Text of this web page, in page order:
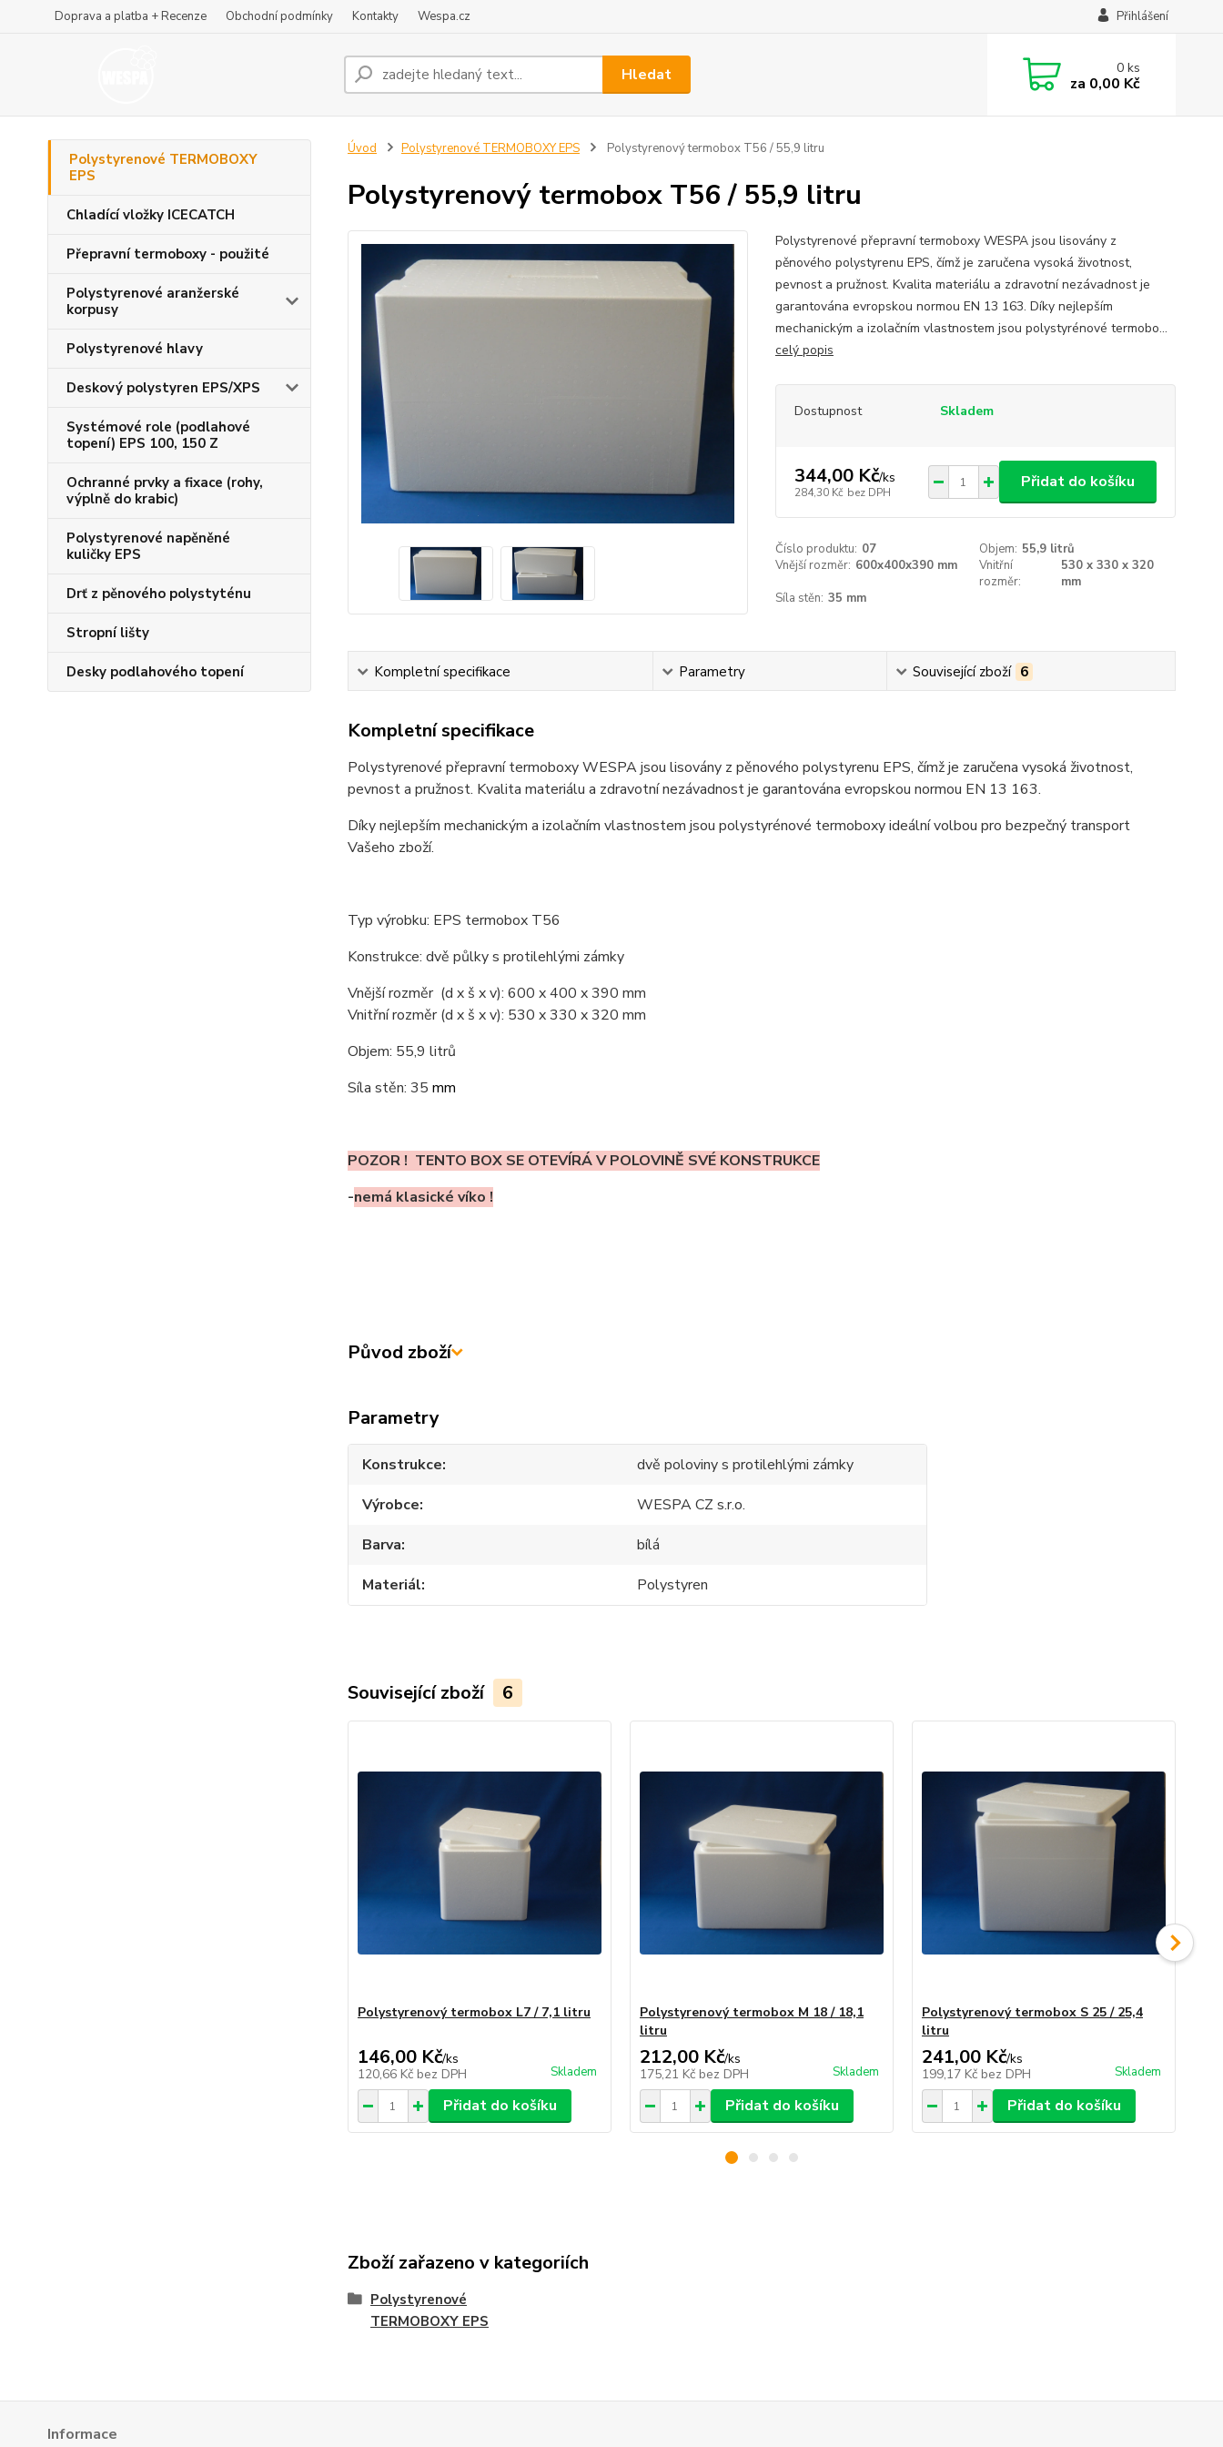
Doprava a platba + Recenze Obchodní podmínky Kontakty Wespa.cz Přihlášení
Hledat 0ks
za 0,00 Kč
Polystyrenové TERMOBOXY
EPS
Chladící vložky ICECATCH
Přepravní termoboxy - použité
Polystyrenové aranžerské
korpusy
Polystyrenové hlavy
Deskový polystyren EPS/XPS
Systémové role (podlahové
topení) EPS 100, 150 Z
Ochranné prvky a fixace (rohy,
výplně do krabic)
Polystyrenové napěněné
kuličky EPS
Drť z pěnového polystyténu
Stropní lišty
Desky podlahového topení
Úvod Polystyrenové TERMOBOXY EPS Polystyrenový termobox T56 / 55,9 litru
Polystyrenový termobox T56 / 55,9 litru
Polystyrenové přepravní termoboxy WESPA jsou lisovány z
pěnového polystyrenu EPS, čímž je zaručena vysoká životnost,
pevnost a pružnost. Kvalita materiálu a zdravotní nezávadnost je
garantována evropskou normou EN 13 163. Díky nejlepším
mechanickým a izolačním vlastnostem jsou polystyrénové termobo...
celý popis
Dostupnost Skladem
344,00 Kč/ks
284,30 Kč bez DPH
Přidat do košíku
Číslo produktu: 07 Objem: 55,9 litrů
Vnější rozměr: 600x400x390 mm
Vnitřní
rozměr:
530 x 330 x 320
mm
Síla stěn: 35 mm
Kompletní specifikace Parametry Související zboží 6
Kompletní specifikace
Polystyrenové přepravní termoboxy WESPA jsou lisovány z pěnového polystyrenu EPS, čímž je zaručena vysoká životnost,
pevnost a pružnost. Kvalita materiálu a zdravotní nezávadnost je garantována evropskou normou EN 13 163.
Díky nejlepším mechanickým a izolačním vlastnostem jsou polystyrénové termoboxy ideální volbou pro bezpečný transport
Vašeho zboží.
Typ výrobku: EPS termobox T56
Konstrukce: dvě půlky s protilehlými zámky
Vnější rozměr (d x š x v): 600 x 400 x 390 mm
Vnitřní rozměr (d x š x v): 530 x 330 x 320 mm
Objem: 55,9 litrů
Síla stěn: 35 mm
POZOR ! TENTO BOX SE OTEVÍRÁ V POLOVINĚ SVÉ KONSTRUKCE
-nemá klasické víko !
Původ zboží
Parametry
Konstrukce
dvě poloviny s protilehlými zámky
Výrobce
WESPA CZ s.r.o.
Barva
bílá
Materiál
Polystyren
Související zboží 6
Polystyrenový termobox L7 / 7,1 litru
146,00 Kč/ks
120,66 Kč bez DPH Skladem
Přidat do košíku
Polystyrenový termobox M 18 / 18,1
litru
212,00 Kč/ks
175,21 Kč bez DPH Skladem
Přidat do košíku
Polystyrenový termobox S 25 / 25,4
litru
241,00 Kč/ks
199,17 Kč bez DPH Skladem
Přidat do košíku
Zboží zařazeno v kategoriích
Polystyrenové
TERMOBOXY EPS
Informace